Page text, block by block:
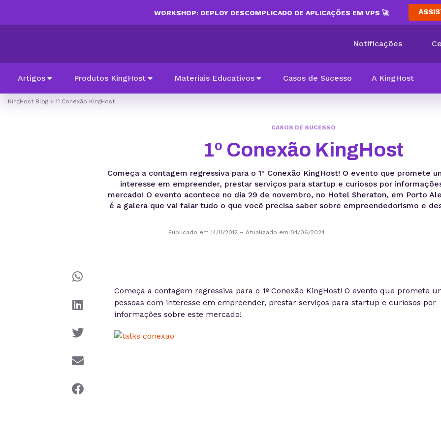
WORKSHOP: DEPLOY DESCOMPLICADO DE APLICAÇÕES EM VPS 🚀
Notificações
Artigos Produtos KingHost Materiais Educativos Casos de Sucesso A KingHost
KingHost Blog > 1º Conexão KingHost
CASOS DE SUCESSO
1º Conexão KingHost
Começa a contagem regressiva para o 1º Conexão KingHost! O evento que promete
interesse em empreender, prestar serviços para startup e curiosos por
mercado! O evento acontece no dia 29 de novembro, no Hotel Sheraton, em Porto
é a galera que vai falar tudo o que você precisa saber sobre empreendedorismo e
Publicado em 14/11/2012 – Atualizado em 04/06/2024
Começa a contagem regressiva para o 1º Conexão KingHost! O evento que promete
pessoas com interesse em empreender, prestar serviços para startup e curiosos por
informações sobre este mercado!